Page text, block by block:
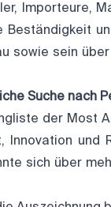
Importeure,
sowie sein
Suche nach
der Most
Innovation und
sich über